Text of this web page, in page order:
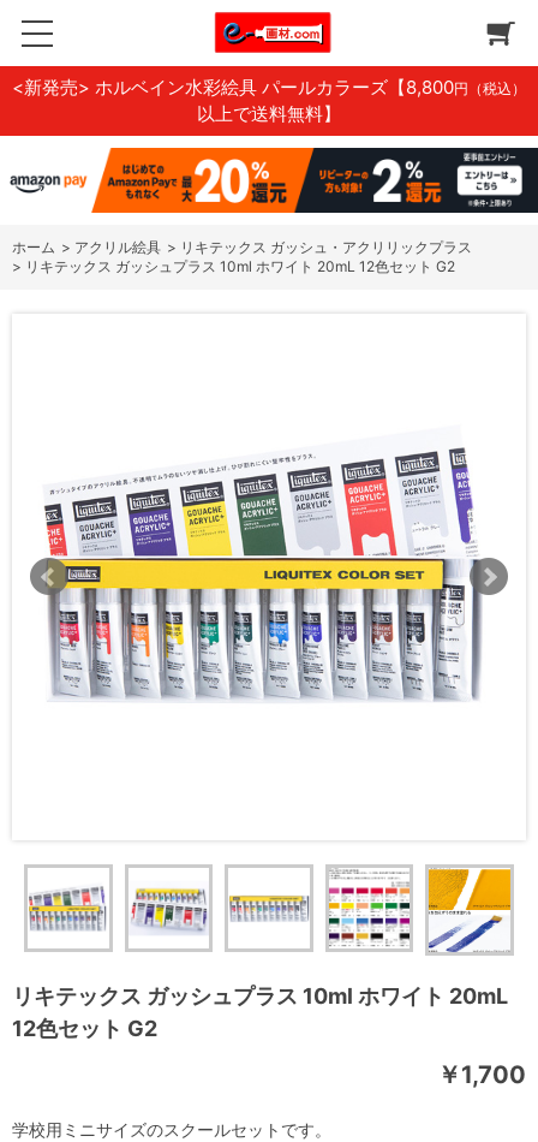
<新発売> ホルベイン水彩絵具 パールカラーズ 【8,800円（税込）
以上で送料無料】
ホーム > アクリル絵具 > リキテックス ガッシュ・アクリリックプラス
> リキテックス ガッシュプラス 10ml ホワイト 20mL 12色セット G2
リキテックス ガッシュプラス 10ml ホワイト 20mL
12色セット G2
￥1,700
学校用ミニサイズのスクールセットです。